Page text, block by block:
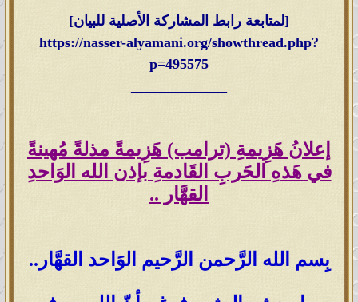
[لمتابعة رابط المشاركة الأصلية للبيان]
https://nasser-alyamani.org/showthread.php?
p=495575
إعلانُ هَزِيمةِ (ترامب) هَزِيمةً مذلةً مُهينةً
في هَذهِ الحَربِ القَادمةِ بإذن الله الوَاحدِ
القهَّار ..
بِسم الله الرَّحمن الرَّحيم الوَاحد القهَّار..